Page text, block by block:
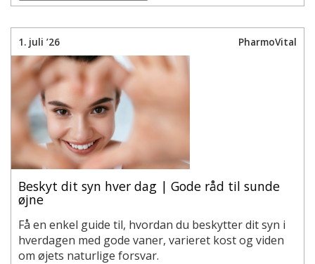
1. juli ’26 PharmoVital
Beskyt dit syn hver dag | Gode råd til sunde
øjne
Få en enkel guide til, hvordan du beskytter dit syn i
hverdagen med gode vaner, varieret kost og viden
om øjets naturlige forsvar.